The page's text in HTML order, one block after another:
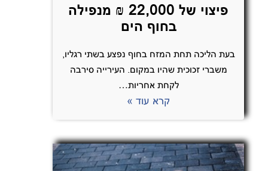
פיצוי של 22,000 ₪ מנפילה
בחוף הים
בעת הליכה תחת המזח בחוף נפצע בשתי רגליו,
משברי זכוכית שהיו במקום. העירייה סירבה
לקחת אחריות…
קרא עוד »